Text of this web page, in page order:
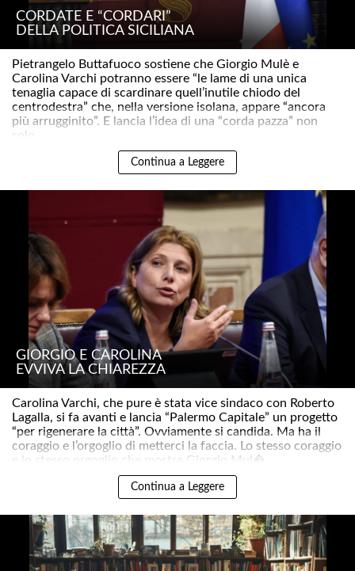
CORDATE E “CORDARI”
DELLA POLITICA SICILIANA
Pietrangelo Buttafuoco sostiene che Giorgio Mulè e
Carolina Varchi potranno essere “le lame di una unica
tenaglia capace di scardinare quell’inutile chiodo del
centrodestra” che, nella versione isolana, appare “ancora
più arrugginito”. E lancia l’idea di una “corda pazza” non
solo ..
Continua a Leggere
GIORGIO E CAROLINA
EVVIVA LA CHIAREZZA
Carolina Varchi, che pure è stata vice sindaco con Roberto
Lagalla, si fa avanti e lancia “Palermo Capitale” un progetto
“per rigenerare la città”. Ovviamente si candida. Ma ha il
coraggio e l’orgoglio di metterci la faccia. Lo stesso coraggio
e lo stesso orgoglio che mostra Giorgio Mul�..
Continua a Leggere